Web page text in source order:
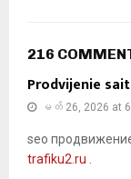
216
Prodvijenie
မတ် 26, 2026 at
seo
trafiku2.ru